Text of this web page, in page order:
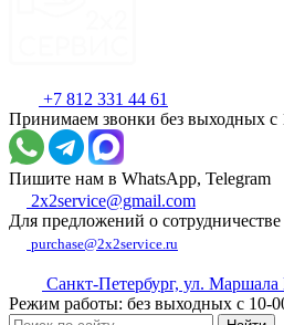
+7 812 331 44 61
Принимаем звонки без выходных с
Пишите нам в WhatsApp, Telegram
2x2service@gmail.com
Для предложений о сотрудничестве
purchase@2x2service.ru
Санкт-Петербург, ул.
Режим работы: без выходных с 10-